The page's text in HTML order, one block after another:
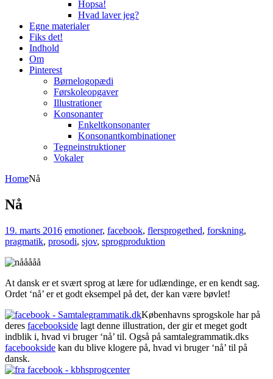
Hopsa!
Hvad laver jeg?
Egne materialer
Fiks det!
Indhold
Om
Pinterest
Børnelogopædi
Førskoleopgaver
Illustrationer
Konsonanter
Enkeltkonsonanter
Konsonantkombinationer
Tegneinstruktioner
Vokaler
HomeNå
Nå
19. marts 2016 emotioner, facebook, flersprogethed, forskning,
pragmatik, prosodi, sjov, sprogproduktion
At dansk er et svært sprog at lære for udlændinge, er en kendt sag.
Ordet ‘nå’ er et godt eksempel på det, der kan være bøvlet!
Københavns sprogskole har på
deres facebookside lagt denne illustration, der gir et meget godt
indblik i, hvad vi bruger ‘nå’ til. Også på samtalegrammatik.dks
facebookside kan du blive klogere på, hvad vi bruger ‘nå’ til på
dansk.